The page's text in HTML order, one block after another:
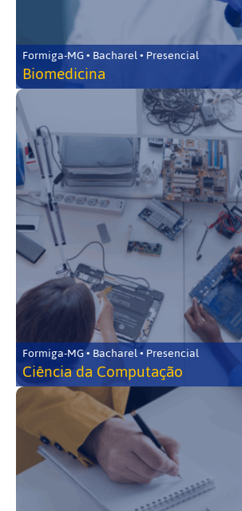
Formiga-MG • Bacharel • Presencial
Biomedicina
Formiga-MG • Bacharel • Presencial
Ciência da Computação